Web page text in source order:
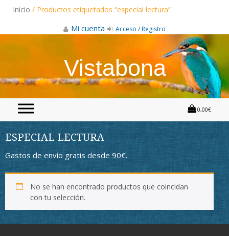
Inicio / Productos etiquetados “especial lectura”
Mi cuenta Acceso / Registro
Vistabona
0,00€
ESPECIAL LECTURA
Gastos de envío gratis desde 90€.
No se han encontrado productos que coincidan
con tu selección.